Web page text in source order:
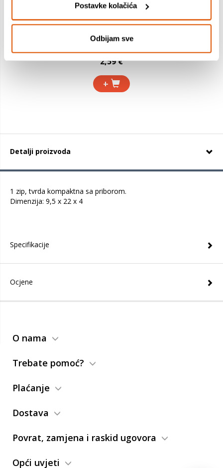
Postavke kolačića
Odbijam sve
Pastele uljne, PENTEL, 1/12
2,59 €
+
Detalji proizvoda
1 zip, tvrda kompaktna sa priborom.
Dimenzija: 9,5 x 22 x 4
Specifikacije
Ocjene
O nama
Trebate pomoć?
Plaćanje
Dostava
Povrat, zamjena i raskid ugovora
Opći uvjeti